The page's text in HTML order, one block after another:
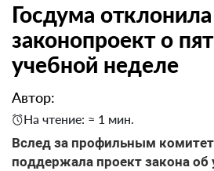
Госдума отклонила
законопроект о
учебной неделе
Автор:
На чтение: ≈ 1 мин.
Вслед за профильным
поддержала проект закона об